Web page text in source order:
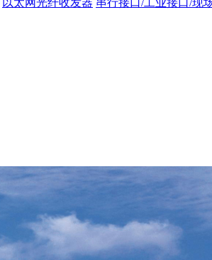
以太网光纤收发器 串行接口/工业接口/现